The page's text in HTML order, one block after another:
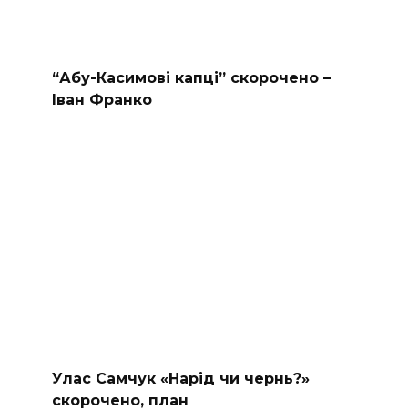
“Абу-Касимові капці” скорочено –
Іван Франко
Улас Самчук «Нарід чи чернь?»
скорочено, план